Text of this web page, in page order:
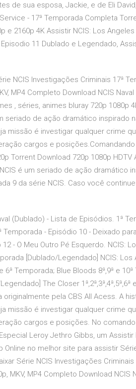
de sua esposa, Jackie, e de Eli
- 17ª Temporada Completa
e 2160p 4K Assistir NCIS: Los
11 Dublado e Legendado,
NCIS Investigações Criminais 17ª
MP4 Completo Download NCIS
, séries, animes bluray 720p 1080p
seriado de ação dramático inspirado
missão é investigar qualquer crime
cargos e posições.Comandando
Torrent Download 720p 1080p
é um seriado de ação dramático
9 da série NCIS. Caso você
(Dublado) - Lista de Episódios. 1ª
Temporada - Episódio 10 - Deixado
- O Meu Outro Pé Esquerdo. NCIS:
[Dublado/Legendado] NCIS: Los
6ª Temporada; Blue Bloods 8ª,9ª e
The Closer
originalmente pela CBS All Acess. A
missão é investigar qualquer crime
cargos e posições. No
Leroy Jethro Gibbs, um
Online no melhor site para assistir
Série NCIS Investigações
MKV, MP4 Completo Download NCIS